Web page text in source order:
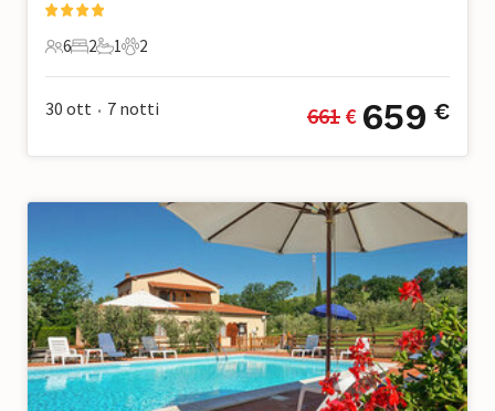
6 Ospiti
6
2 Camere da letto
2
1 Bagno
1
2 Animali domestici
2
30 ott • 7 notti 661 € 659 €